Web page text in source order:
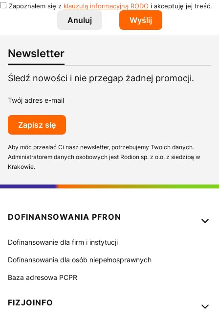
Zapoznałem się z klauzulą informacyjną RODO i akceptuję jej treść.
Anuluj Wyślij
Newsletter
Śledź nowości i nie przegap żadnej promocji.
Twój adres e-mail
Zapisz się
Aby móc przesłać Ci nasz newsletter, potrzebujemy Twoich danych.
Administratorem danych osobowych jest Rodion sp. z o.o. z siedzibą w
Krakowie.
Linki w stopce
DOFINANSOWANIA PFRON
Dofinansowanie dla firm i instytucji
Dofinansowania dla osób niepełnosprawnych
Baza adresowa PCPR
FIZJOINFO